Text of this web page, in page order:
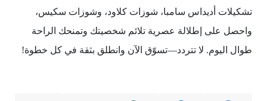
تشكيلات أديداس سامبا، شوزات كلاود، وشوزات سكيس،
واحصل على إطلالة عصرية تلائم شخصيتك وتمنحك الراحة
طوال اليوم. لا تتردد—تسوّق الآن وانطلق بثقة في كل خطوة!